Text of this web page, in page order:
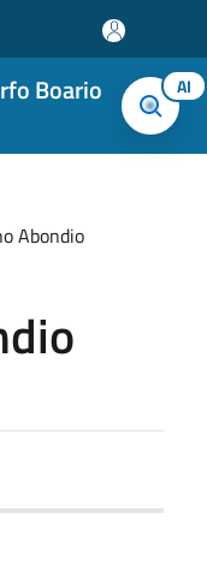
Boario AI
Abondio